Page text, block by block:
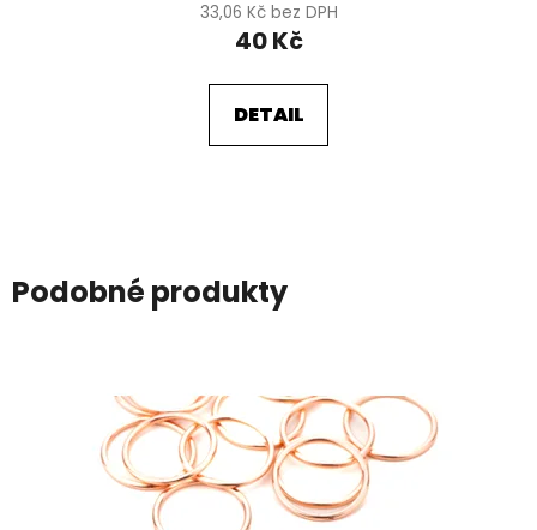
33,06 Kč bez DPH
40 Kč
DETAIL
Podobné produkty